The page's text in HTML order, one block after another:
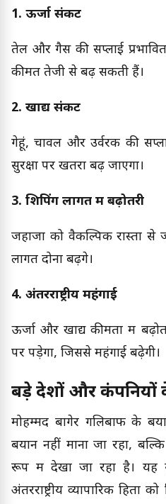
1. ऊर्जा संकट
तेल और गैस की सप्लाई प्रभावित
कीमतें तेजी से बढ़ सकती हैं।
2. खाद्य संकट
गेहूं, चावल और उर्वरक की
सुरक्षा पर खतरा बढ़ जाएगा।
3. शिपिंग लागत में बढ़ोतरी
जहाजों को वैकल्पिक रास्तों
लागत दोनों बढ़ेंगे।
4. अंतरराष्ट्रीय महंगाई
ऊर्जा और खाद्य कीमतों में
पर पड़ेगा, जिससे महंगाई बढ़ेगी।
बड़े देशों और कंपनियों
मोहम्मद बागेर गलिबाफ के
बयान नहीं माना जा रहा,
रूप में देखा जा रहा है। यह
अंतरराष्ट्रीय व्यापारिक हितों